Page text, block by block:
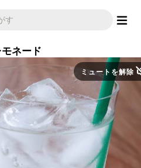
ネード
ミュートを解除